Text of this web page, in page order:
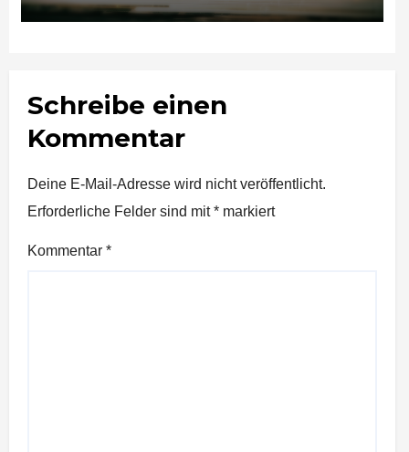
Schreibe einen
Kommentar
Deine E-Mail-Adresse wird nicht veröffentlicht.
Erforderliche Felder sind mit* markiert
Kommentar *